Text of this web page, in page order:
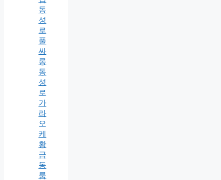
동
성
로
풀
싸
롱
동
성
로
가
라
오
케
황
금
동
룸